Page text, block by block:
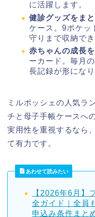
に活躍します。
健診グッズをま
ケース。9ポケッ
守りまで収納でき
赤ちゃんの成長
ーカード。毎月
長記録が形になり
ミルポッシェの人気ラ
チと母子手帳ケースへ
実用性を重視するなら
て有力です。
あわせて読みたい
【2026年6月】
全ガイド｜全員
申込み条件まと